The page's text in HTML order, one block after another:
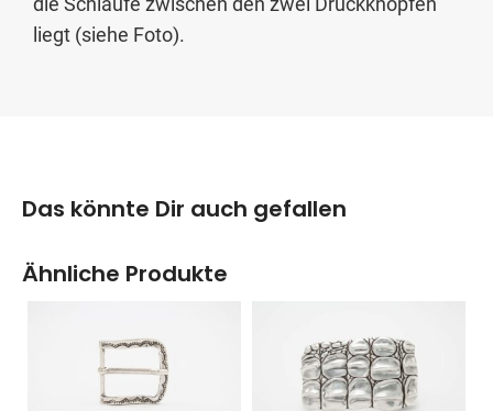
liegt (siehe Foto).
Das könnte Dir auch gefallen
Ähnliche Produkte